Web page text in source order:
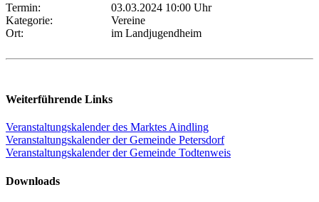
Termin:
03.03.2024 10:00 Uhr
Kategorie:
Vereine
Ort:
im Landjugendheim
Weiterführende Links
Veranstaltungskalender des Marktes Aindling
Veranstaltungskalender der Gemeinde Petersdorf
Veranstaltungskalender der Gemeinde Todtenweis
Downloads